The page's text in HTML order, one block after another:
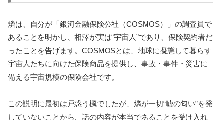
燐は、自分が「銀河金融保険公社（COSMOS）」の調査員で
あることを明かし、相澤が実は“宇宙人”であり、保険契約者だ
ったことを告げます。COSMOSとは、地球に擬態して暮らす
宇宙人たちに向けた保険商品を提供し、事故・事件・災害に
備える宇宙規模の保険会社です。
この説明に最初は戸惑う楓でしたが、燐が一切“嘘の匂い”を発
していないことから、話の内容が本当であることを受け入れ